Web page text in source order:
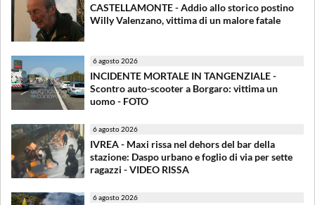
CASTELLAMONTE - Addio allo storico postino
Willy Valenzano, vittima di un malore fatale
6 agosto 2026
INCIDENTE MORTALE IN TANGENZIALE -
Scontro auto-scooter a Borgaro: vittima un
uomo - FOTO
6 agosto 2026
IVREA - Maxi rissa nel dehors del bar della
stazione: Daspo urbano e foglio di via per sette
ragazzi - VIDEO RISSA
6 agosto 2026